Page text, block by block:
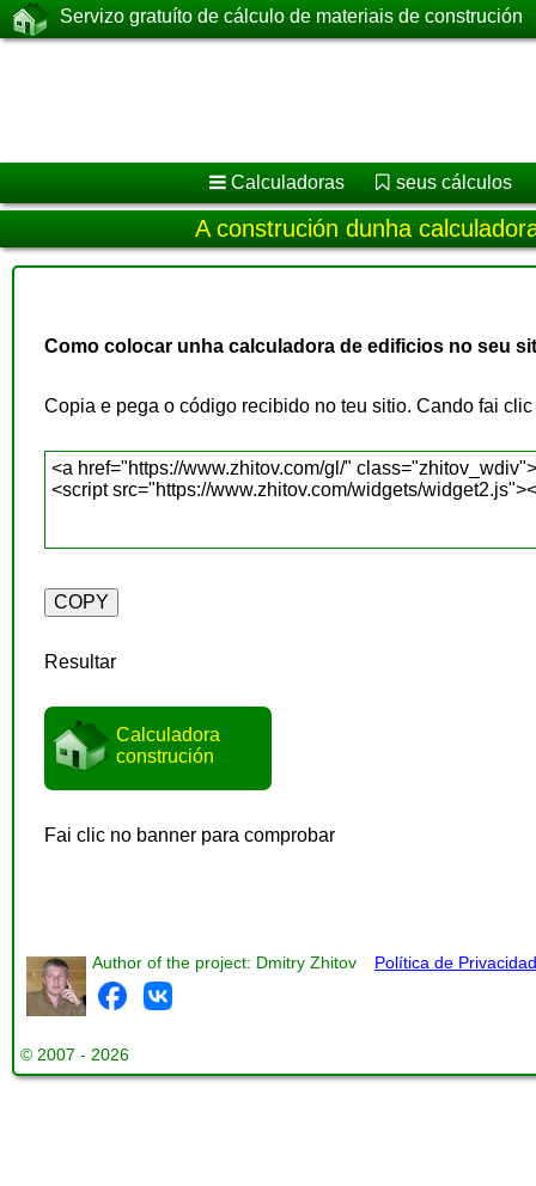
Servizo gratuíto de cálculo de materiais de construción
Calculadoras seus cálculos
A construción dunha
Como colocar unha calculadora de edificios no seu
Copia e pega o código recibido no teu sitio. Cando fai
Resultar
Calculadora
construción
Fai clic no banner para comprobar
Author of the project: Dmitry Zhitov
© 2007 - 2026
Política de